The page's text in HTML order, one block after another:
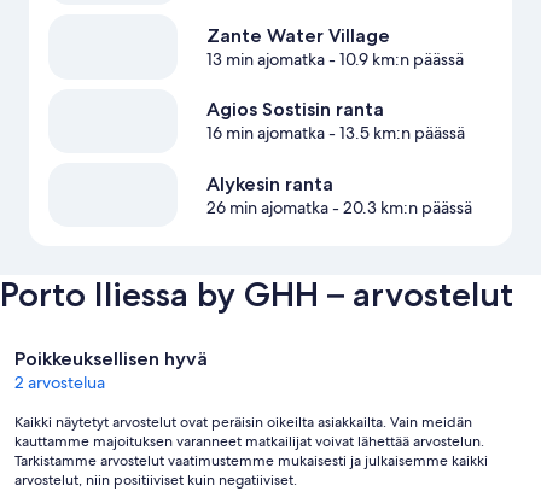
Zante Water Village
13 min ajomatka- 10.9 km:n päässä
Agios Sostisin ranta
16 min ajomatka- 13.5 km:n päässä
Alykesin ranta
26 min ajomatka- 20.3 km:n päässä
Porto Iliessa by GHH – arvostelut
Arvostelut
Poikkeuksellisen hyvä
2 arvostelua
Kaikki näytetyt arvostelut ovat peräisin oikeilta asiakkailta. Vain meidän
kauttamme majoituksen varanneet matkailijat voivat lähettää arvostelun.
Tarkistamme arvostelut vaatimustemme mukaisesti ja julkaisemme kaikki
arvostelut, niin positiiviset kuin negatiiviset.